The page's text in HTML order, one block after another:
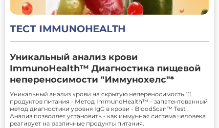
ТЕСТ IMMUNOHEALTH
Уникальный анализ крови
ImmunoHealth™ Диагностика пищевой
непереносимости "Иммунохелс"*
Уникальный анализ крови на скрытую непереносимость 111
продуктов питания - Метод ImmunoHealth™ – запатентованный
метод диагностики уровня IgG в крови - BloodScan™ Test .
Анализ позволяет установить - как иммунная система человека
реагирует на различные продукты питания.